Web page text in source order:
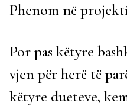
Phenom në
Por pas këtyre
vjen për herë të
këtyre dueteve,